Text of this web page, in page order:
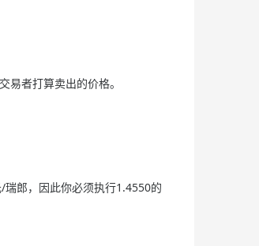
易者打算卖出的价格。
郎，因此你必须执行1.4550的